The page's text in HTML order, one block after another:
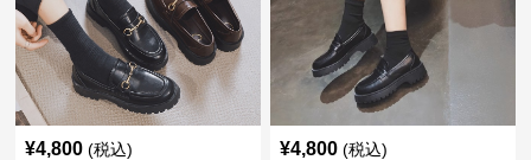
¥4,800 (税込) ¥4,800 (税込)